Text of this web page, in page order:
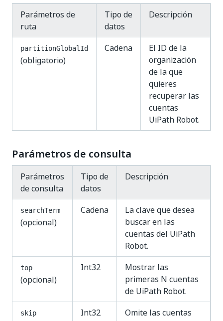
Parámetros de
ruta
Tipo de
datos
Descripción
partitionGlobalId
(obligatorio)
Cadena
El ID de la
organización
de la que
quieres
recuperar las
cuentas
UiPath Robot.
Parámetros de consulta
Parámetros
de consulta
Tipo de
datos
Descripción
searchTerm
(opcional)
Cadena
La clave que desea
buscar en las
cuentas del UiPath
Robot.
top
(opcional)
Int32
Mostrar las
primeras N cuentas
de UiPath Robot.
skip Int32
Omite las cuentas